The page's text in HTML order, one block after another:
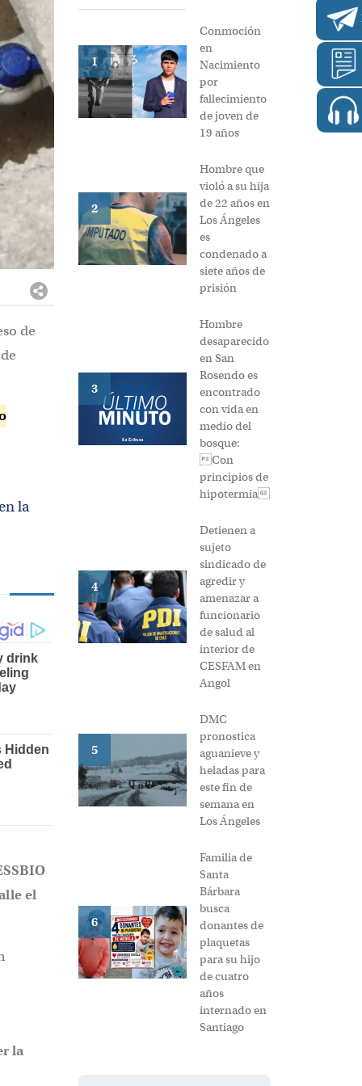
de
la
el
la
1
Conmoción
en
Nacimiento
por
fallecimiento
de joven de
19 años
2
Hombre que
violó a su hija
de 22 años en
Los Ángeles
es
condenado a
siete años de
prisión
3
Hombre
desaparecido
en San
Rosendo es
encontrado
con vida en
medio del
bosque:
Con
principios de
hipotermia
4
Detienen a
sujeto
sindicado de
agredir y
amenazar a
funcionario
de salud al
interior de
CESFAM en
Angol
5
DMC
pronostica
aguanieve y
heladas para
este fin de
semana en
Los Ángeles
6
Familia de
Santa
Bárbara
busca
donantes de
plaquetas
para su hijo
de cuatro
años
internado en
Santiago